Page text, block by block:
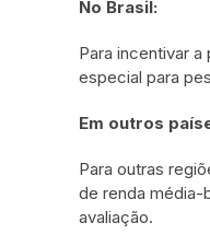
No Brasil:
Para incentivar
especial para
Em outros
Para outras
de renda média-
avaliação.